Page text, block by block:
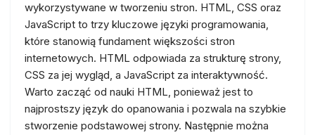
wykorzystywane w tworzeniu stron. HTML, CSS oraz
JavaScript to trzy kluczowe języki programowania,
które stanowią fundament większości stron
internetowych. HTML odpowiada za strukturę strony,
CSS za jej wygląd, a JavaScript za interaktywność.
Warto zacząć od nauki HTML, ponieważ jest to
najprostszy język do opanowania i pozwala na szybkie
stworzenie podstawowej strony. Następnie można